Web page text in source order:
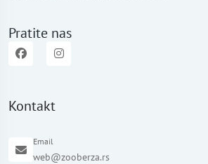
Pratite nas
Kontakt
Email
web@zooberza.rs